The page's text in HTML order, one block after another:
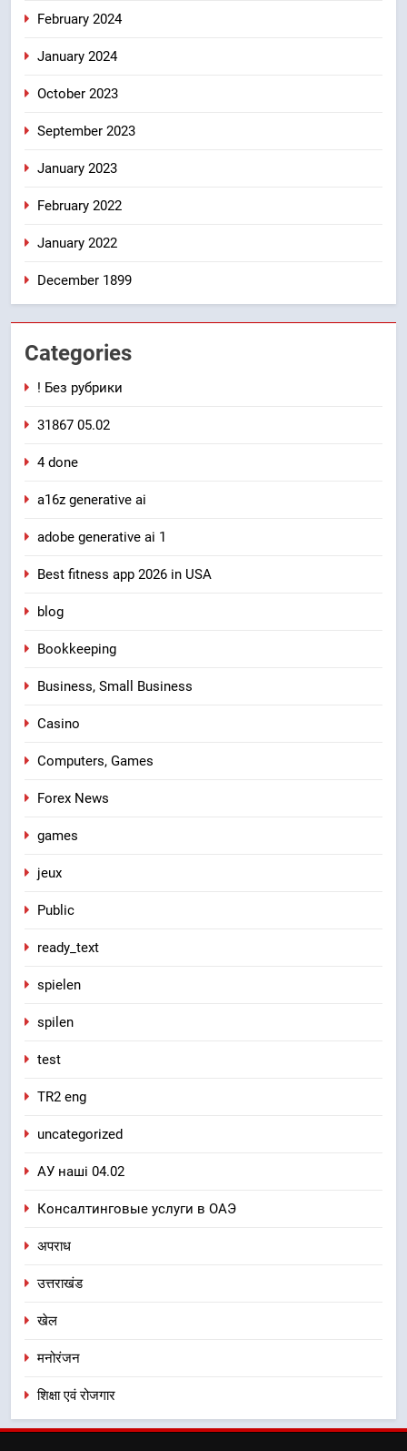
February 2024
January 2024
October 2023
September 2023
January 2023
February 2022
January 2022
December 1899
Categories
! Без рубрики
31867 05.02
4 done
a16z generative ai
adobe generative ai 1
Best fitness app 2026 in USA
blog
Bookkeeping
Business, Small Business
Casino
Computers, Games
Forex News
games
jeux
Public
ready_text
spielen
spilen
test
TR2 eng
uncategorized
АУ наші 04.02
Консалтинговые услуги в ОАЭ
अपराध
उत्तराखंड
खेल
मनोरंजन
शिक्षा एवं रोजगार